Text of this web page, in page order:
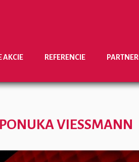
AKCIE REFERENCIE PARTNERI
VIESSMANN